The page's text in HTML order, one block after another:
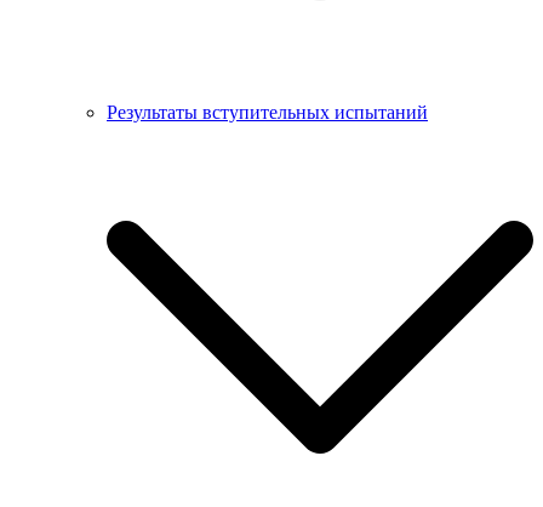
Результаты вступительных испытаний